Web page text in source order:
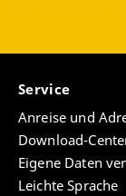
Service
Anreise und
Download-
Eigene Daten
Leichte Sprache